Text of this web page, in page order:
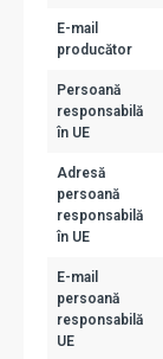
E-mail
producător
Persoană
responsabilă
în UE
Adresă
persoană
responsabilă
în UE
E-mail
persoană
responsabilă
UE